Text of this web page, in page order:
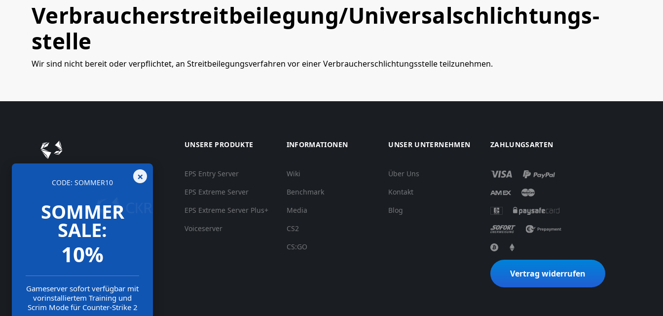
Verbraucher­streit­beilegung/Universal­schlichtungs­
stelle
Wir sind nicht bereit oder verpflichtet, an Streitbeilegungsverfahren vor einer Verbraucherschlichtungsstelle teilzunehmen.
UNSERE PRODUKTE
EPS Entry Server
EPS Extreme Server
EPS Extreme Server Plus+
Voiceserver
INFORMATIONEN
Wiki
Benchmark
Media
CS2
CS:GO
UNSER UNTERNEHMEN
Über Uns
Kontakt
Blog
ZAHLUNGSARTEN
Vertrag widerrufen
×
CODE: SOMMER10
SOMMER
SALE:
10%
Gameserver sofort verfügbar mit
vorinstalliertem Training und
Scrim Mode für Counter-Strike 2